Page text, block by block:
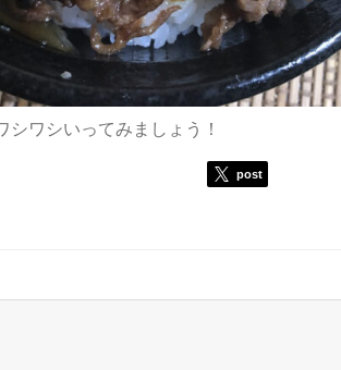
ワシいってみましょう！
post